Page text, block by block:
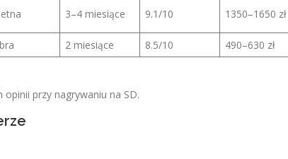
3–4 miesiące 9.1/10 1350–1650 zł
2 miesiące 8.5/10 490–630 zł
przy nagrywaniu na SD.